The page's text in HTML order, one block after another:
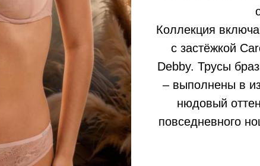
Коллекция
с застёжкой
Debby. Трусы
– выполнены в
нюдовый
повседневного